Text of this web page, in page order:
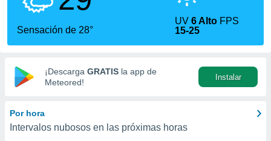
calidad.
a este
las
y
digital
basada
Sensación de 28°
UV6 Alto FPS
15-25
¡Descarga GRATIS la app de
Meteored!
Instalar
Por hora
Intervalos nubosos en las próximas horas